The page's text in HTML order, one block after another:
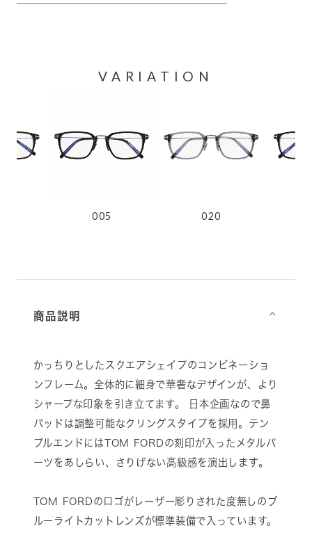
VARIATION
005 020
商品説明 ⌵
かっちりとしたスクエアシェイプのコンビネーショ
ンフレーム。全体的に細身で華奢なデザインが、より
シャープな印象を引き立てます。 日本企画なので鼻
パッドは調整可能なクリングスタイプを採用。テン
プルエンドにはTOM FORDの刻印が入ったメタルパ
ーツをあしらい、さりげない高級感を演出します。
TOM FORDのロゴがレーザー彫りされた度無しのブ
ルーライトカットレンズが標準装備で入っています。